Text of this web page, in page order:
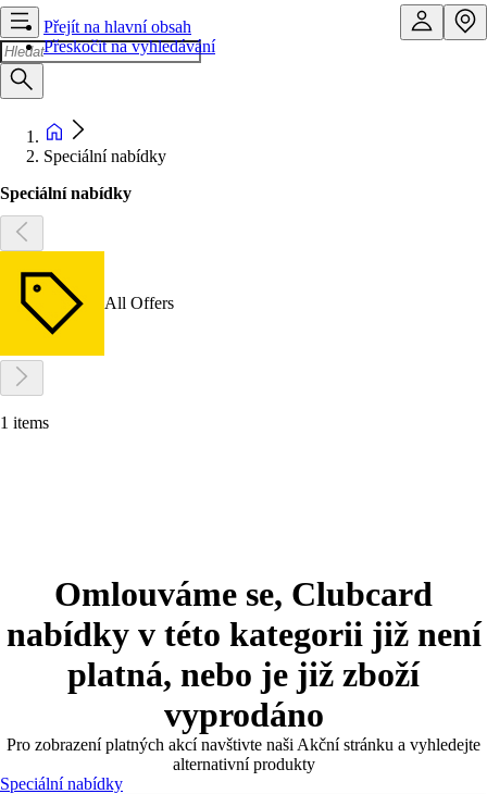
Přejít na hlavní obsah
Přeskočit na vyhledávání
Speciální nabídky
Speciální nabídky
All Offers
1 items
Omlouváme se, Clubcard
nabídky v této kategorii již není
platná, nebo je již zboží
vyprodáno
Pro zobrazení platných akcí navštivte naši Akční stránku a vyhledejte
alternativní produkty
Speciální nabídky